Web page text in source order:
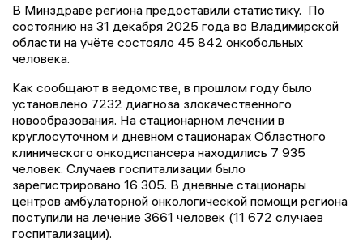
В Минздраве региона предоставили статистику. По
состоянию на 31 декабря 2025 года во Владимирской
области на учёте состояло 45 842 онкобольных
человека.
Как сообщают в ведомстве, в прошлом году было
установлено 7232 диагноза злокачественного
новообразования. На стационарном лечении в
круглосуточном и дневном стационарах Областного
клинического онкодиспансера находились 7 935
человек. Случаев госпитализации было
зарегистрировано 16 305. В дневные стационары
центров амбулаторной онкологической помощи региона
поступили на лечение 3661 человек (11 672 случаев
госпитализации).